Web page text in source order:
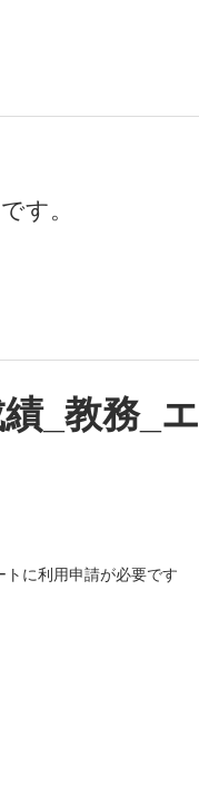
す。
_教務_エ
トに利用申請が必要です